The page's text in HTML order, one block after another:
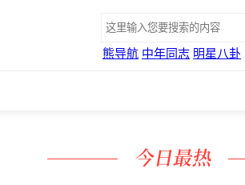
熊导航 中年同志 明星八卦